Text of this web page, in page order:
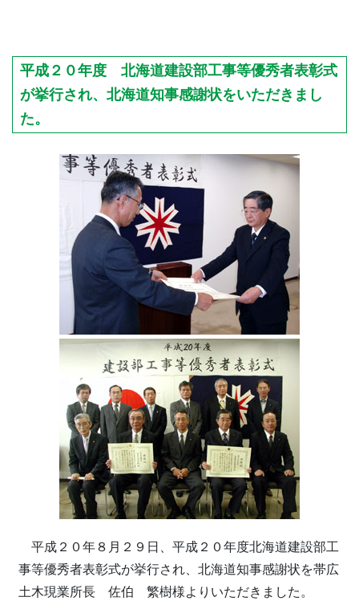
平成２０年度 北海道建設部工事等優秀者表彰式
が挙行され、北海道知事感謝状をいただきまし
た。
平成２０年８月２９日、平成２０年度北海道建設部工
事等優秀者表彰式が挙行され、北海道知事感謝状を帯広
土木現業所長 佐伯 繁樹様よりいただきました。